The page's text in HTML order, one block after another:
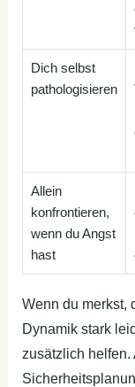
Dich selbst
pathologisieren
Allein
konfrontieren,
wenn du Angst
hast
Wenn du merkst,
Dynamik stark
zusätzlich helfen.